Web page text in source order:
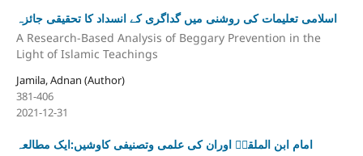
اسلامی تعلیمات کی روشنی میں گداگری کے انسداد کا تحقیقی جائزہ
A Research-Based Analysis of Beggary Prevention in the
Light of Islamic Teachings
Jamila, Adnan (Author)
381-406
2021-12-31
امام ابن الملقنؒ اوران کی علمی وتصنیفی کاوشیں:ایک مطالعہ